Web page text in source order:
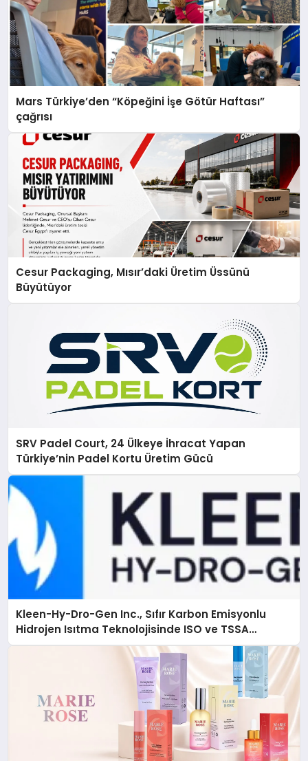
Mars Türkiye’den “Köpeğini İşe Götür Haftası”
çağrısı
Cesur Packaging, Mısır’daki Üretim Üssünü
Büyütüyor
SRV Padel Court, 24 Ülkeye İhracat Yapan
Türkiye’nin Padel Kortu Üretim Gücü
Kleen-Hy-Dro-Gen Inc., Sıfır Karbon Emisyonlu
Hidrojen Isıtma Teknolojisinde ISO ve TSSA
Düzenleyici Onaylarını Aldı